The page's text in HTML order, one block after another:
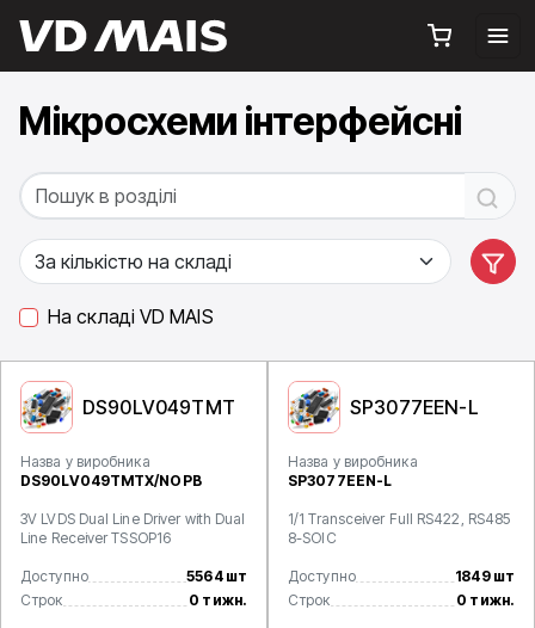
Мікросхеми інтерфейсні
На складі VD MAIS
DS90LV049TMT
Назва у виробника
DS90LV049TMTX/NOPB
3V LVDS Dual Line Driver with Dual
Line Receiver TSSOP16
Доступно
5564 шт
Строк
0 тижн.
SP3077EEN-L
Назва у виробника
SP3077EEN-L
1/1 Transceiver Full RS422, RS485
8-SOIC
Доступно
1849 шт
Строк
0 тижн.